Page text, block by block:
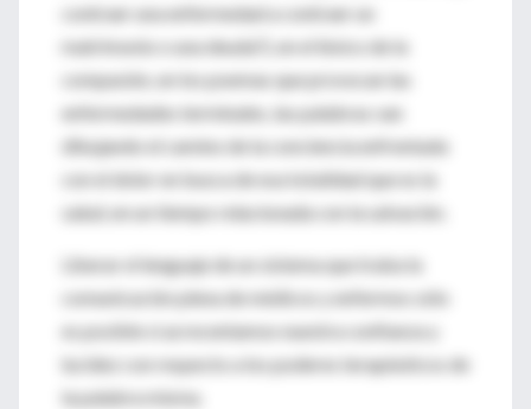
contraer una enfermedad a contraer un
matrimonio o una deuda?), en el léxico de la
compasión, en los poemas que provocan las
enfermedades terminales, las palabras van
dibujando el camino de la conciencia enfrentada
con el dolor en busca de esa totalidad que es la
salud, en un tiempo relacionada con la salvación.
Liberar el lenguaje de un sistema que traba la
comunicación plena de médicos y enfermos sólo
es posible si acrecentamos nuestra confianza y
lucidez con respecto a los poderes terapéuticos de
la palabra misma.